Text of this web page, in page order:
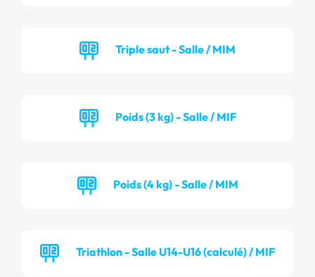
Triple saut - Salle / MIM
Poids (3 kg) - Salle / MIF
Poids (4 kg) - Salle / MIM
Triathlon - Salle U14-U16 (calculé) / MIF